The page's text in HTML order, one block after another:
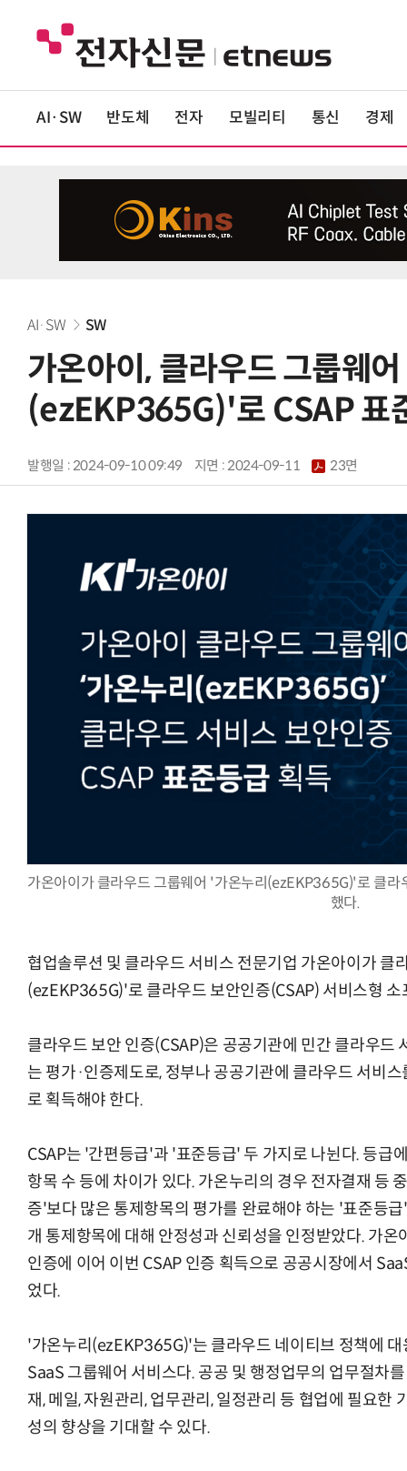
AI·SW 반도체 전자 모빌리티 통신 경제
AI·SW SW
가온아이, 클라우드 그룹웨
(ezEKP365G)'로 CSAP 표
발행일 : 2024-09-10 09:49 지면 :2024-09-11 23면
가온아이가 클라우드 그룹웨어 '가온누리(ezEKP365G)'로 클라
했다.
협업솔루션 및 클라우드 서비스 전문기업 가온아이가 클
(ezEKP365G)'로 클라우드 보안인증(CSAP) 서비스형
클라우드 보안 인증(CSAP)은 공공기관에 민간 클라우드
는 평가·인증제도로, 정부나 공공기관에 클라우드 서비
로 획득해야 한다.
CSAP는 '간편등급'과 '표준등급' 두 가지로 나뉜다. 등급
항목 수 등에 차이가 있다. 가온누리의 경우 전자결재 등
증'보다 많은 통제항목의 평가를 완료해야 하는 '표준등
개 통제항목에 대해 안정성과 신뢰성을 인정받았다. 가
인증에 이어 이번 CSAP 인증 획득으로 공공시장에서
었다.
'가온누리(ezEKP365G)'는 클라우드 네이티브 정책에
SaaS 그룹웨어 서비스다. 공공 및 행정업무의 업무절차
재, 메일, 자원관리, 업무관리, 일정관리 등 협업에 필요한
성의 향상을 기대할 수 있다.